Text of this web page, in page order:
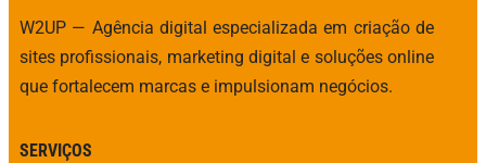
W2UP — Agência digital especializada em criação de
sites profissionais, marketing digital e soluções online
que fortalecem marcas e impulsionam negócios.
SERVIÇOS